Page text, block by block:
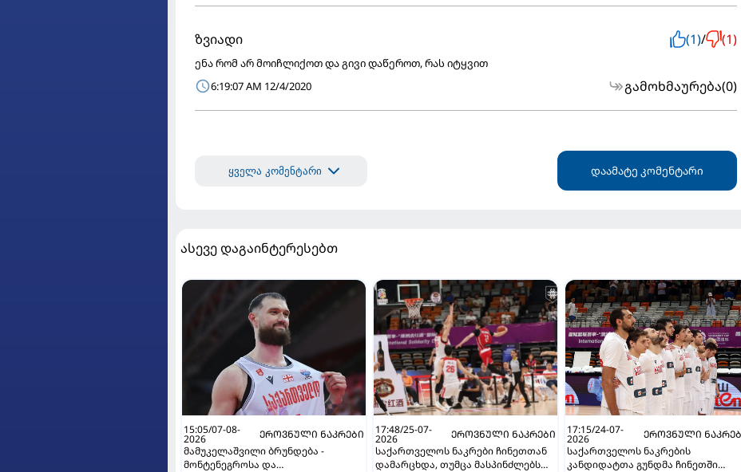
ზვიადი (1)/ (1)
ენა რომ არ მოიჩლიქოთ და გივი დაწეროთ, რას იტყვით
6:19:07 AM 12/4/2020
გამოხმაურება(0)
ყველა კომენტარი დაამატე კომენტარი
ასევე დაგაინტერესებთ
15:05/07-08-
2026
ᲔᲠᲝᲕᲜᲣᲚᲘ ᲜᲐᲙᲠᲔᲑᲘ
მამუკელაშვილი ბრუნდება -
მონტენეგროსა და
17:48/25-07-
2026
ᲔᲠᲝᲕᲜᲣᲚᲘ ᲜᲐᲙᲠᲔᲑᲘ
საქართველოს ნაკრები ჩინეთთან
დამარცხდა, თუმცა მასპინძლებს
17:15/24-07-
2026
ᲔᲠᲝᲕᲜᲣᲚᲘ
საქართველოს ნაკრების
კანდიდატთა გუნდმა ჩინეთში